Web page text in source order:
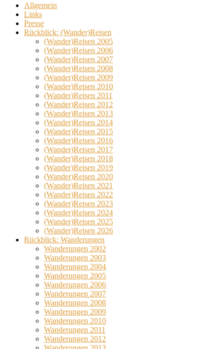
Allgemein
Links
Presse
Rückblick: (Wander)Reisen
(Wander)Reisen 2005
(Wander)Reisen 2006
(Wander)Reisen 2007
(Wander)Reisen 2008
(Wander)Reisen 2009
(Wander)Reisen 2010
(Wander)Reisen 2011
(Wander)Reisen 2012
(Wander)Reisen 2013
(Wander)Reisen 2014
(Wander)Reisen 2015
(Wander)Reisen 2016
(Wander)Reisen 2017
(Wander)Reisen 2018
(Wander)Reisen 2019
(Wander)Reisen 2020
(Wander)Reisen 2021
(Wander)Reisen 2022
(Wander)Reisen 2023
(Wander)Reisen 2024
(Wander)Reisen 2025
(Wander)Reisen 2026
Rückblick: Wanderungen
Wanderungen 2002
Wanderungen 2003
Wanderungen 2004
Wanderungen 2005
Wanderungen 2006
Wanderungen 2007
Wanderungen 2008
Wanderungen 2009
Wanderungen 2010
Wanderungen 2011
Wanderungen 2012